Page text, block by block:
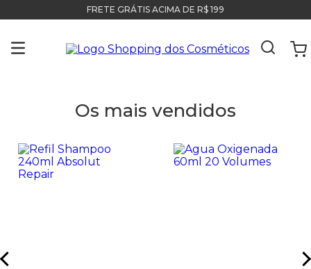
FRETE GRÁTIS ACIMA DE R$ 199
Os mais vendidos